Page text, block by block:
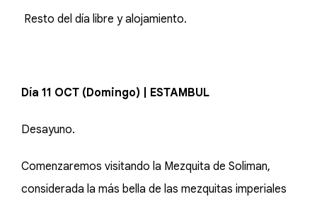
Resto del día libre y alojamiento.
Día 11 OCT (Domingo) | ESTAMBUL
Desayuno.
Comenzaremos visitando la Mezquita de Soliman,
considerada la más bella de las mezquitas imperiales